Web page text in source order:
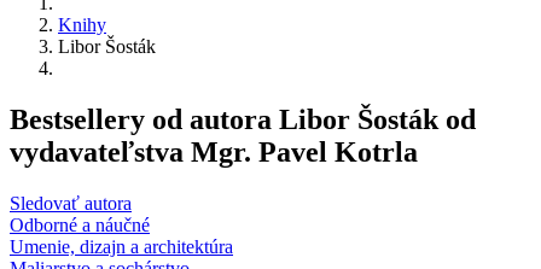
Knihy
Libor Šosták
Bestsellery od autora Libor Šosták od
vydavateľstva Mgr. Pavel Kotrla
Sledovať autora
Odborné a náučné
Umenie, dizajn a architektúra